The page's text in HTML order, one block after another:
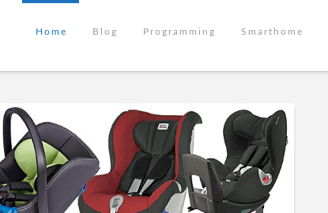
Home Blog Programming Smarthome